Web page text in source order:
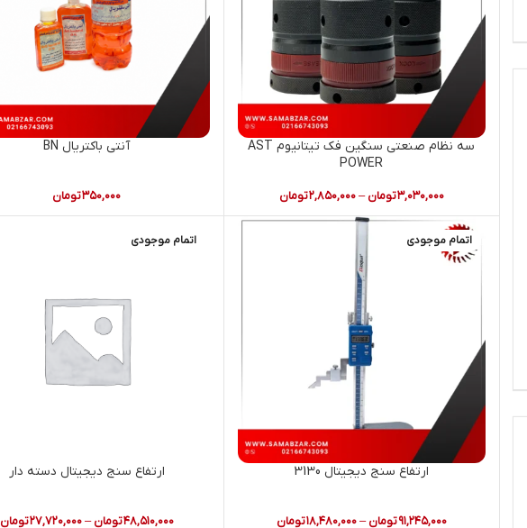
سه نظام صنعتی سنگین فک تیتانیوم AST
POWER
۳,۰۳۰,۰۰۰تومان –۲,۸۵۰,۰۰۰تومان
آنتی باکتریال BN
۳۵۰,۰۰۰تومان
اتمام موجودی
ارتفاع سنج دیجیتال 3130
۹۱,۲۴۵,۰۰۰تومان –۱۸,۴۸۰,۰۰۰تومان
اتمام موجودی
ارتفاع سنج دیجیتال دسته دار
۴۸,۵۱۰,۰۰۰تومان –۲۷,۷۲۰,۰۰۰تومان